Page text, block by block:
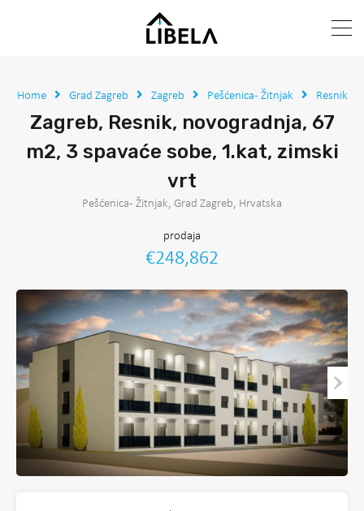
Home Grad Zagreb Zagreb Pešćenica - Žitnjak Resnik
Zagreb, Resnik, novogradnja, 67
m2, 3 spavaće sobe, 1.kat, zimski
vrt
Pešćenica - Žitnjak, Grad Zagreb, Hrvatska
prodaja
€248,862